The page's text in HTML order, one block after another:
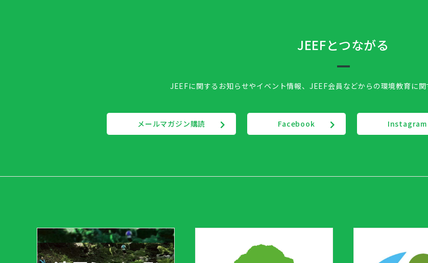
JEEFとつながる
JEEFに関するお知らせやイベント情報、 JEEF会員などからの環境教育に関
メールマガジン購読 Facebook Instagram